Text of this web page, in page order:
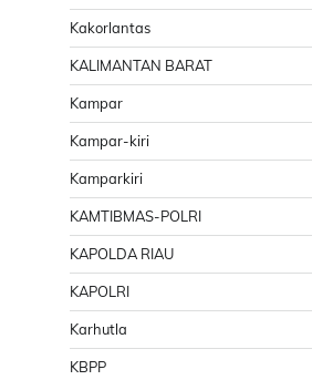
Kakorlantas
KALIMANTAN BARAT
Kampar
Kampar-kiri
Kamparkiri
KAMTIBMAS-POLRI
KAPOLDA RIAU
KAPOLRI
Karhutla
KBPP